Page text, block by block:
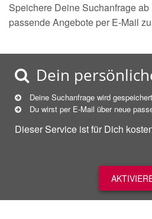
Speichere Deine Suchanfrage
passende Angebote per E-Mail
Dein
Deine Suchanfrage wird
Du wirst per E-Mail über neue
Dieser Service ist für Dich